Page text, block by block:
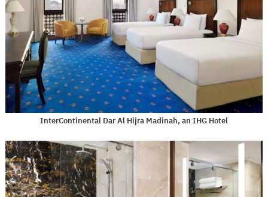
InterContinental Dar Al Hijra Madinah, an IHG Hotel